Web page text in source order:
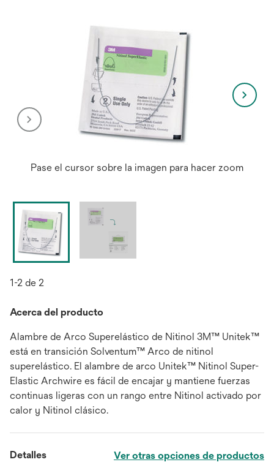
Pase el cursor sobre la imagen para hacer zoom
1-2 de 2
Acerca del producto
Alambre de Arco Superelástico de Nitinol 3M™ Unitek™
está en transición Solventum™ Arco de nitinol
superelástico. El alambre de arco Unitek™ Nitinol Super-
Elastic Archwire es fácil de encajar y mantiene fuerzas
continuas ligeras con un rango entre Nitinol activado por
calor y Nitinol clásico.
Detalles Ver otras opciones de productos